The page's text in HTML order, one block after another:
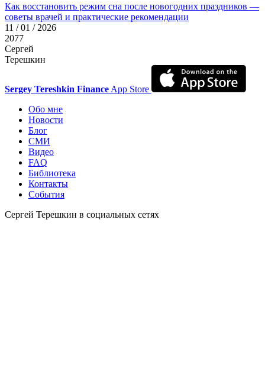
Как восстановить режим сна после новогодних праздников —
советы врачей и практические рекомендации
11 / 01 / 2026
2077
Сергей
Терешкин
Sergey Tereshkin Finance App Store
Обо мне
Новости
Блог
СМИ
Видео
FAQ
Библиотека
Контакты
События
Сергей Терешкин в социальных сетях